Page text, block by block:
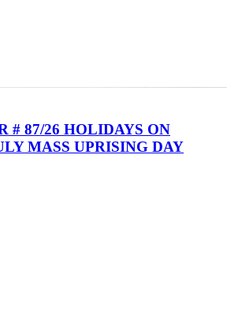
# 87/26 HOLIDAYS ON
MASS UPRISING DAY